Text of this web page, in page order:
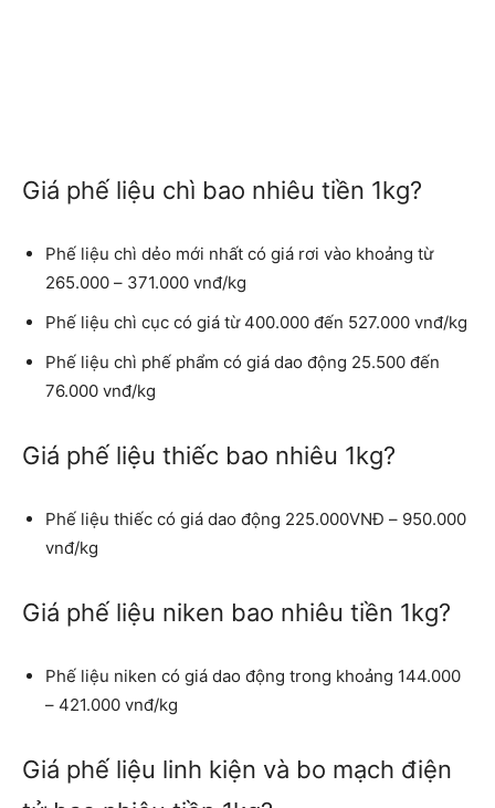
Giá phế liệu chì bao nhiêu tiền 1kg?
Phế liệu chì dẻo mới nhất có giá rơi vào khoảng từ
265.000 – 371.000 vnđ/kg
Phế liệu chì cục có giá từ 400.000 đến 527.000 vnđ/kg
Phế liệu chì phế phẩm có giá dao động 25.500 đến
76.000 vnđ/kg
Giá phế liệu thiếc bao nhiêu 1kg?
Phế liệu thiếc có giá dao động 225.000VNĐ – 950.000
vnđ/kg
Giá phế liệu niken bao nhiêu tiền 1kg?
Phế liệu niken có giá dao động trong khoảng 144.000
– 421.000 vnđ/kg
Giá phế liệu linh kiện và bo mạch điện